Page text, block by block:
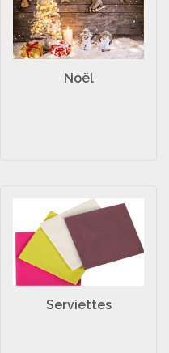
Noël
Serviettes